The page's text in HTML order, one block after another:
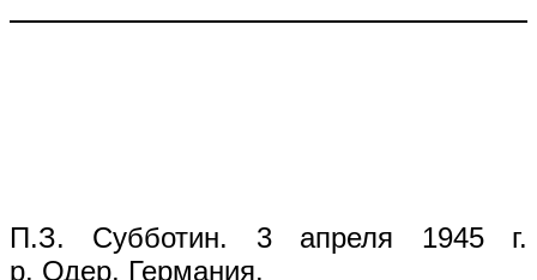
П.З. Субботин. 3 апреля 1945 г.
р. Одер, Германия.